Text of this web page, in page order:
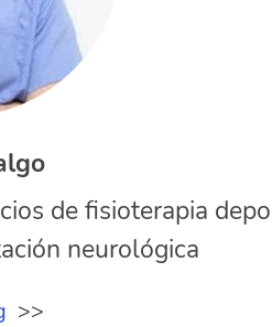
de fisioterapia
neurológica